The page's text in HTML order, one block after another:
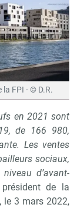
FPI - © D.R.
en 2021 sont
de 166 980,
Les ventes
sociaux,
d’avant-
de la
le 3 mars 2022,